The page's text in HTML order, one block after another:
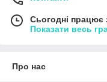
Сьогодні працює
Показати весь
Про нас